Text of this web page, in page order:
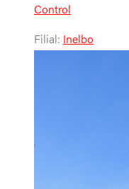
Control
Filial: Inelbo